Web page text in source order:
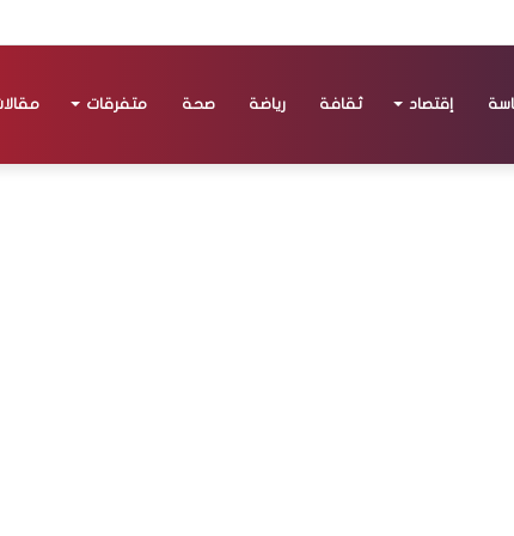
إقتصاد ثقافة رياضة صحة متفرقات